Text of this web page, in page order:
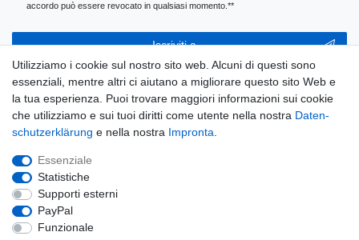
accordo può essere revocato in qualsiasi momento.**
Iscriviti a
** Questo è un campo obbligatorio.
Widerrufs­recht
Utilizziamo i cookie sul nostro sito web. Alcuni di questi sono
essenziali, mentre altri ci aiutano a migliorare questo sito Web e
la tua esperienza. Puoi trovare maggiori informazioni sui cookie
che utilizziamo e sui tuoi diritti come utente nella nostra Daten­
schutz­erklärung e nella nostra Impronta
Essenziale
Statistiche
Supporti esterni
PayPal
Funzionale